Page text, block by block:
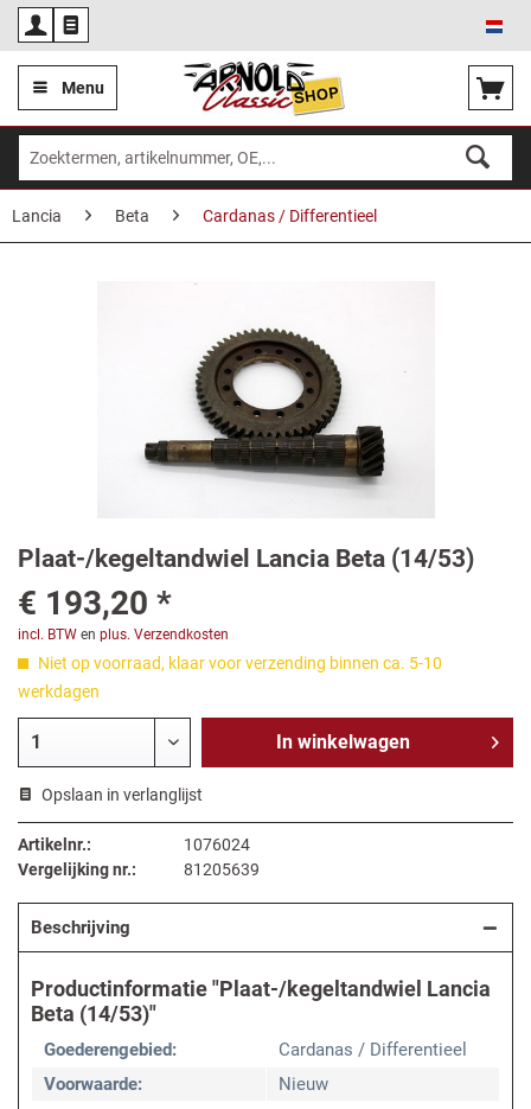
Menu
Lancia Beta Cardanas / Differentieel
Plaat-/kegeltandwiel Lancia Beta (14/53)
€ 193,20 *
incl. BTW en plus. Verzendkosten
Niet op voorraad, klaar voor verzending binnen ca. 5-10
werkdagen
In winkelwagen
Opslaan in verlanglijst
Artikelnr.:
1076024
Vergelijking nr.:
81205639
Beschrijving
Productinformatie "Plaat-/kegeltandwiel Lancia
Beta (14/53)"
Goederengebied:
Cardanas / Differentieel
Voorwaarde:
Nieuw